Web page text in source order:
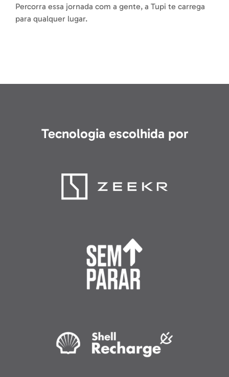
Percorra essa jornada com a gente, a Tupi te carrega
para qualquer lugar.
Tecnologia escolhida por